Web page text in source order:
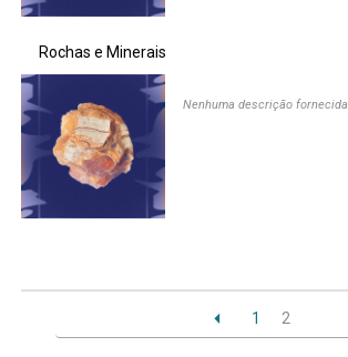
Ministério da Mulher, da Família e dos Direitos Humanos
Secretaria-Geral
Secretaria de Governo
Rochas e Minerais
Nenhuma descrição fornecida
1 2